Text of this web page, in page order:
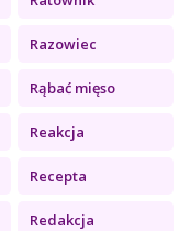
Razowiec
Rąbać mięso
Reakcja
Recepta
Redakcja